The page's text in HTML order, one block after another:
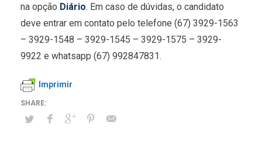
na opção Diário. Em caso de dúvidas, o candidato
deve entrar em contato pelo telefone (67) 3929-1563
– 3929-1548 – 3929-1545 – 3929-1575 – 3929-
9922 e whatsapp (67) 992847831.
Imprimir